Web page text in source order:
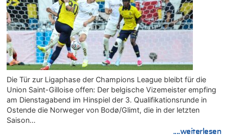
Die Tür zur Ligaphase der Champions League bleibt für die
Union Saint-Gilloise offen: Der belgische Vizemeister empfing
am Dienstagabend im Hinspiel der 3. Qualifikationsrunde in
Ostende die Norweger von Bodø/Glimt, die in der letzten
Saison…
....weiterlesen